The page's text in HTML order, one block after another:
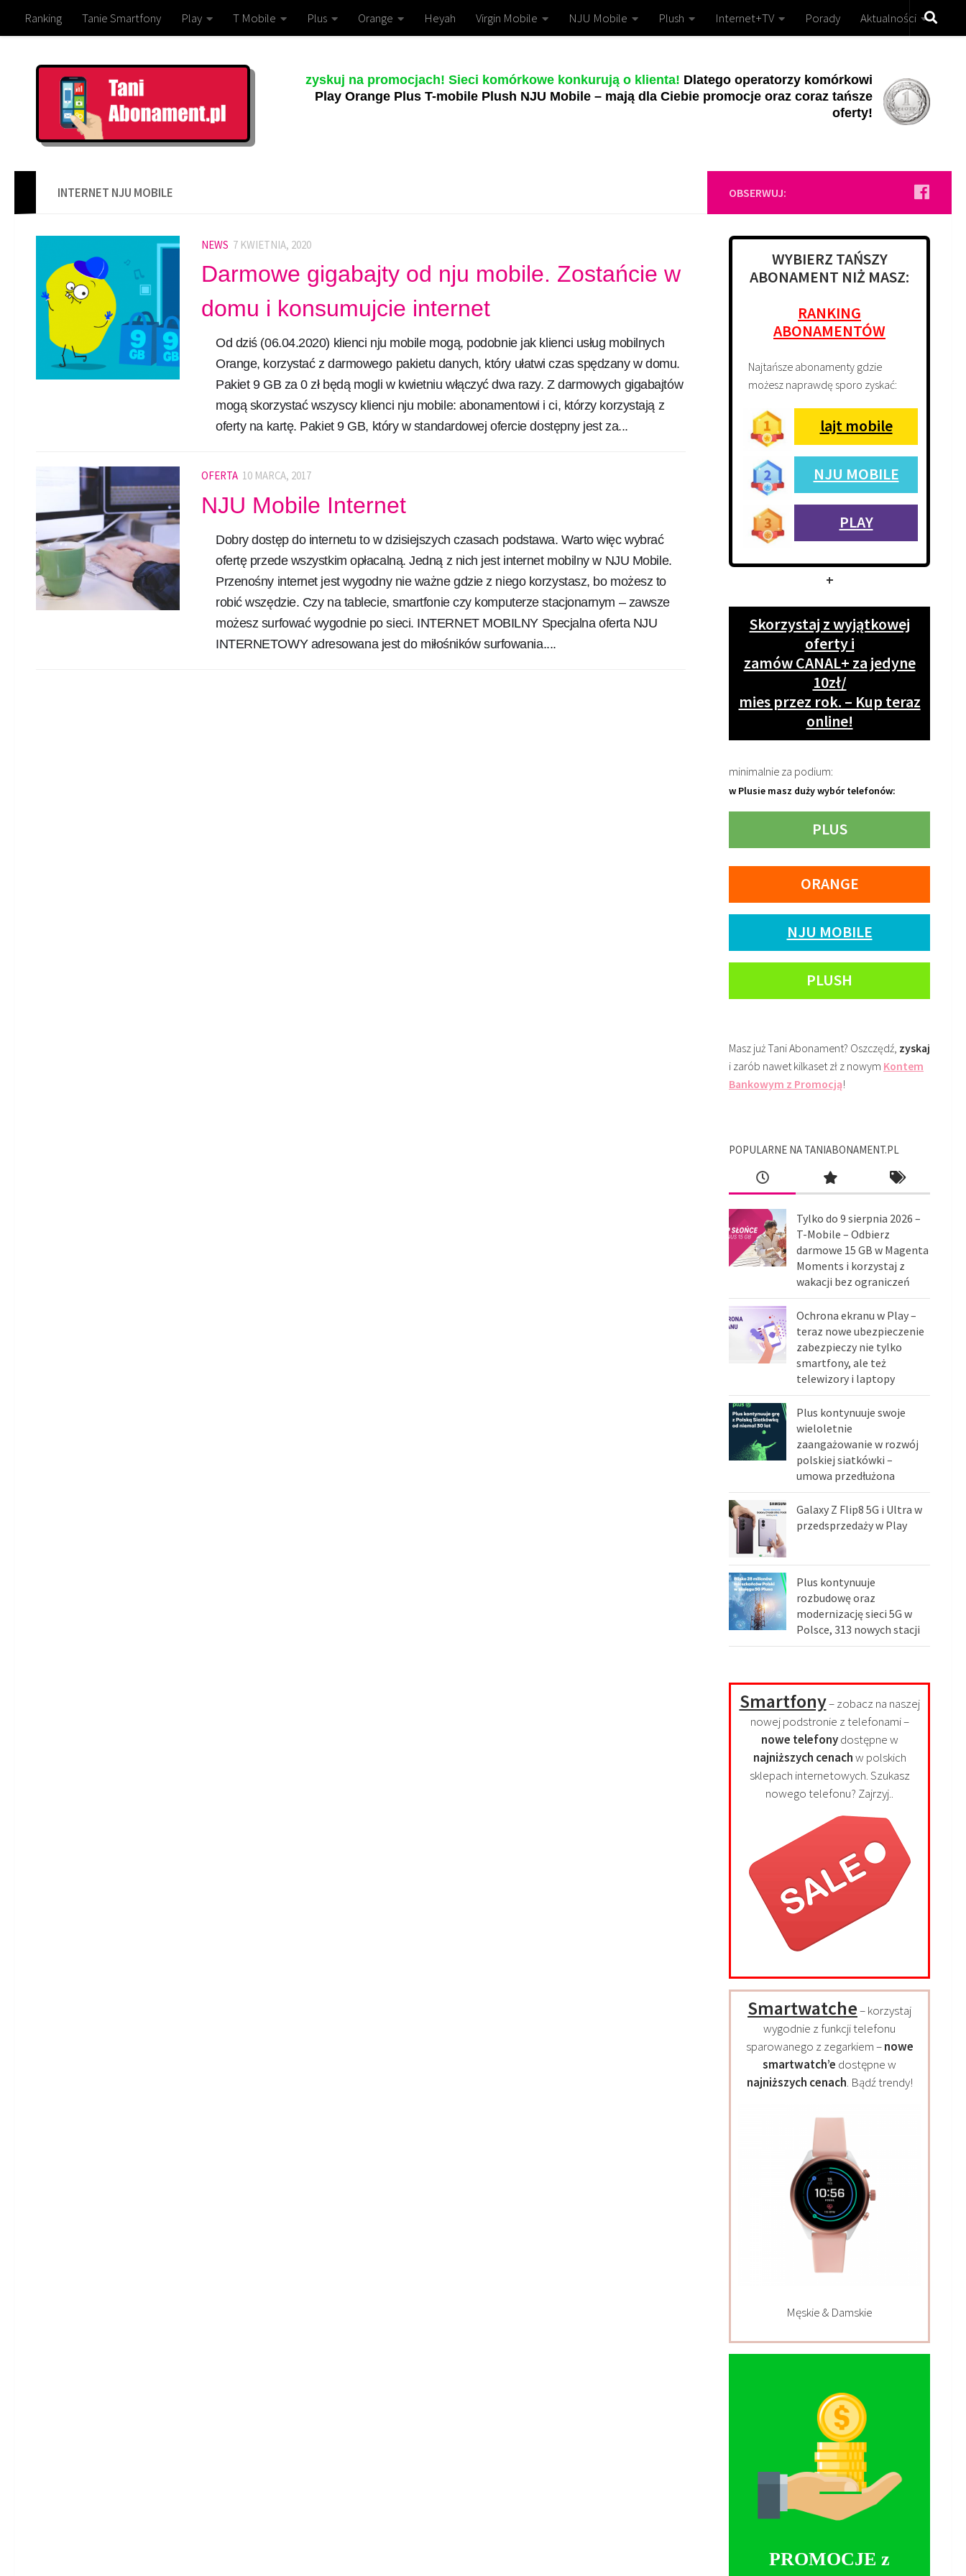
Ranking Tanie Smartfony Play T Mobile Plus Orange Heyah Virgin Mobile NJU Mobile Plush Internet+TV Porady Aktualności
zyskuj na promocjach! Sieci komórkowe konkurują o klienta! Dlatego operatorzy komórkowi
Play Orange Plus T-mobile Plush NJU Mobile – mają dla Ciebie promocje oraz coraz tańsze
oferty!
INTERNET NJU MOBILE
NEWS 7 KWIETNIA, 2020
Darmowe gigabajty od nju mobile. Zostańcie w
domu i konsumujcie internet
Od dziś (06.04.2020) klienci nju mobile mogą, podobnie jak klienci usług mobilnych
Orange, korzystać z darmowego pakietu danych, który ułatwi czas spędzany w domu.
Pakiet 9 GB za 0 zł będą mogli w kwietniu włączyć dwa razy. Z darmowych gigabajtów
mogą skorzystać wszyscy klienci nju mobile: abonamentowi i ci, którzy korzystają z
oferty na kartę. Pakiet 9 GB, który w standardowej ofercie dostępny jest za...
OFERTA 10 MARCA, 2017
NJU Mobile Internet
Dobry dostęp do internetu to w dzisiejszych czasach podstawa. Warto więc wybrać
ofertę przede wszystkim opłacalną. Jedną z nich jest internet mobilny w NJU Mobile.
Przenośny internet jest wygodny nie ważne gdzie z niego korzystasz, bo możesz to
robić wszędzie. Czy na tablecie, smartfonie czy komputerze stacjonarnym – zawsze
możesz surfować wygodnie po sieci. INTERNET MOBILNY Specjalna oferta NJU
INTERNETOWY adresowana jest do miłośników surfowania....
OBSERWUJ:
WYBIERZ TAŃSZY
ABONAMENT NIŻ MASZ:
RANKING
ABONAMENTÓW
Najtańsze abonamenty gdzie
możesz naprawdę sporo zyskać:
lajt mobile
NJU MOBILE
PLAY
+
Skorzystaj z wyjątkowej
oferty i
zamów CANAL+ za jedyne
10zł/
mies przez rok. – Kup teraz
online!
minimalnie za podium:
w Plusie masz duży wybór telefonów:
PLUS
ORANGE
NJU MOBILE
PLUSH
Masz już Tani Abonament? Oszczędź, zyskaj
i zarób nawet kilkaset zł z nowym Kontem
Bankowym z Promocją!
POPULARNE NA TANIABONAMENT.PL
Tylko do 9 sierpnia 2026 –
T-Mobile – Odbierz
darmowe 15 GB w Magenta
Moments i korzystaj z
wakacji bez ograniczeń
Ochrona ekranu w Play –
teraz nowe ubezpieczenie
zabezpieczy nie tylko
smartfony, ale też
telewizory i laptopy
Plus kontynuuje swoje
wieloletnie
zaangażowanie w rozwój
polskiej siatkówki –
umowa przedłużona
Galaxy Z Flip8 5G i Ultra w
przedsprzedaży w Play
Plus kontynuuje
rozbudowę oraz
modernizację sieci 5G w
Polsce, 313 nowych stacji
Smartfony– zobacz na naszej
nowej podstronie z telefonami –
nowe telefonydostępne w
najniższych cenachw polskich
sklepach internetowych. Szukasz
nowego telefonu? Zajrzyj..
Smartwatche– korzystaj
wygodnie z funkcji telefonu
sparowanego z zegarkiem –nowe
smartwatch’e dostępne w
najniższych cenach. Bądź trendy!
Męskie & Damskie
PROMOCJE z